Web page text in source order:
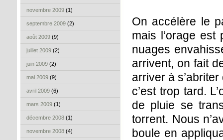
novembre 2009 (1)
septembre 2009 (2)
août 2009 (9)
juillet 2009 (2)
juin 2009 (2)
mai 2009 (9)
avril 2009 (6)
mars 2009 (1)
décembre 2008 (1)
novembre 2008 (4)
On accélère le
mais l’orage
nuages
arrivent, on fait
arriver à
c’est trop tard.
de pluie se
torrent. Nous
boule en